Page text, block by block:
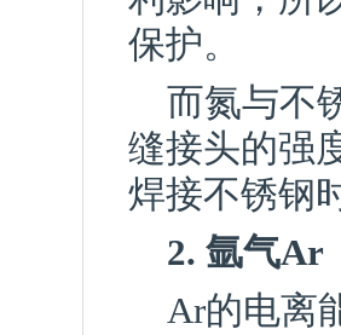
保护。
而氮与不
缝接头的强
焊接不锈钢
2. 氩气Ar
Ar的电离